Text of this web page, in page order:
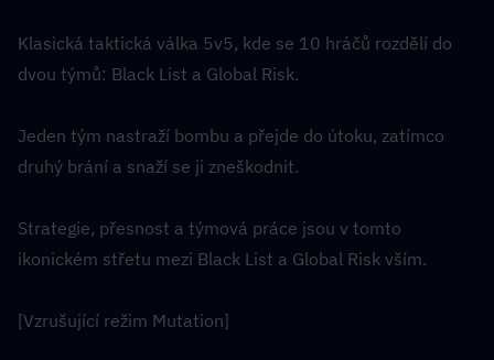
Klasická taktická válka 5v5, kde se 10 hráčů rozdělí do
dvou týmů: Black List a Global Risk.
Jeden tým nastraží bombu a přejde do útoku, zatímco
druhý brání a snaží se ji zneškodnit.
Strategie, přesnost a týmová práce jsou v tomto
ikonickém střetu mezi Black List a Global Risk vším.
[Vzrušující režim Mutation]